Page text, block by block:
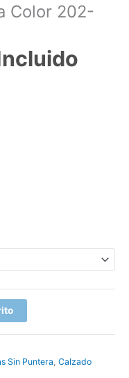
Color 202-
Sin Puntera Calzado